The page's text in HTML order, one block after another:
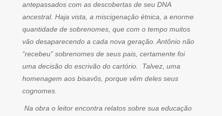
antepassados com as descobertas de seu DNA
ancestral. Haja vista, a miscigenação étnica, a enorme
quantidade de sobrenomes, que com o tempo muitos
vão desaparecendo a cada nova geração. Antônio não
“recebeu” sobrenomes de seus pais, certamente foi
uma decisão do escrivão do cartório. Talvez, uma
homenagem aos bisavôs, porque vêm deles seus
cognomes.
Na obra o leitor encontra relatos sobre sua educação